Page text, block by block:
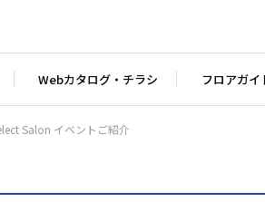
Webカタログ・チラシ フロアガイ
Salon イベントご紹介